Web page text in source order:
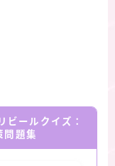
ビールクイズ：
問題集